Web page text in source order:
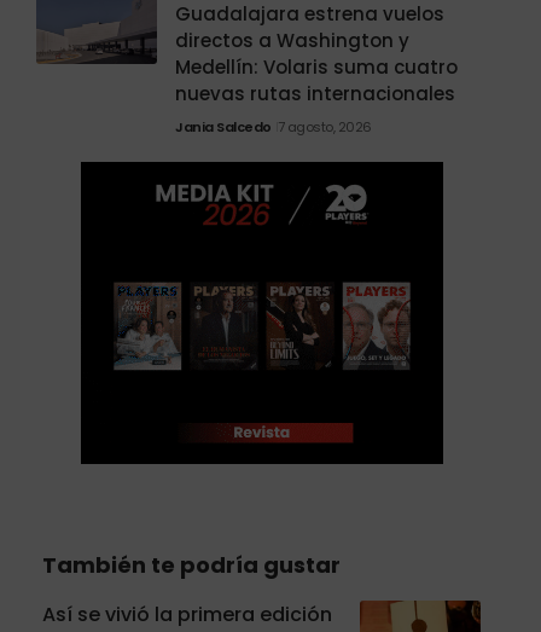
Guadalajara estrena vuelos
directos a Washington y
Medellín: Volaris suma cuatro
nuevas rutas internacionales
Jania Salcedo 7 agosto, 2026
También te podría gustar
Así se vivió la primera edición